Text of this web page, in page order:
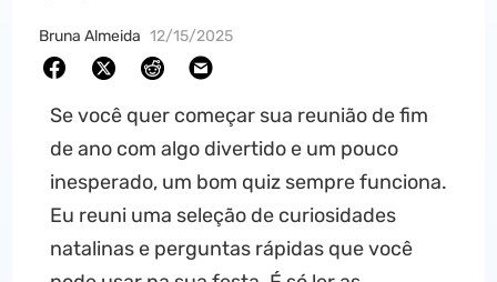
Bruna Almeida 12/15/2025
Se você quer começar sua reunião de fim
de ano com algo divertido e um pouco
inesperado, um bom quiz sempre funciona.
Eu reuni uma seleção de curiosidades
natalinas e perguntas rápidas que você